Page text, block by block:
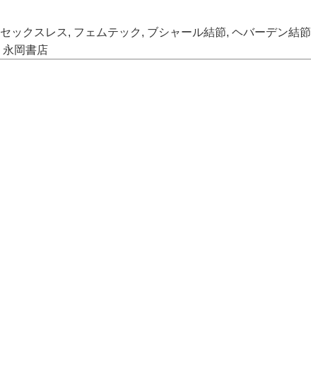
セックスレス, フェムテック , ブシャール結節, ヘバーデン結節
永岡書店